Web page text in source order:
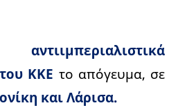
αντιιμπεριαλιστικά
ΚΚΕ το απόγευμα, σε
και Λάρισα.